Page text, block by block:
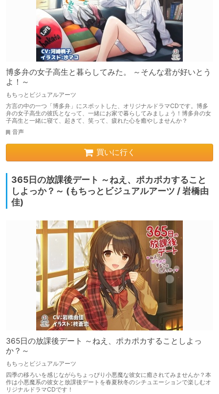
博多弁の女子高生と暮らしてみた。 ～そんな君が好いとう
よ！～
もちっとビジュアルアーツ
方言の中の一つ「博多弁」にスポットした、オリジナルドラマCDです。博多
弁の女子高生の彼氏となって、一緒にお家で暮らしてみましょう！博多弁の女
子高生と一緒に寝て、起きて、笑って、疲れた心を癒やしませんか？
音声
買いに行く
365日の放課後デート ～ねえ、ポカポカすること
しよっか？～ (もちっとビジュアルアーツ / 岩橋由
佳)
365日の放課後デート ～ねえ、ポカポカすることしよっ
か？～
もちっとビジュアルアーツ
四季の移ろいを感じながらちょっぴり小悪魔な彼女に癒されてみませんか？本
作は小悪魔系の彼女と放課後デートを春夏秋冬のシチュエーションで楽しむオ
リジナルドラマCDです！